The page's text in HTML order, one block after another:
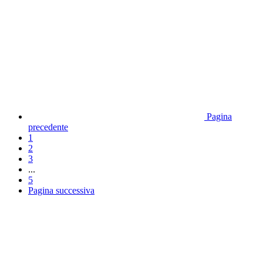
Pagina
precedente
1
2
3
...
5
Pagina successiva